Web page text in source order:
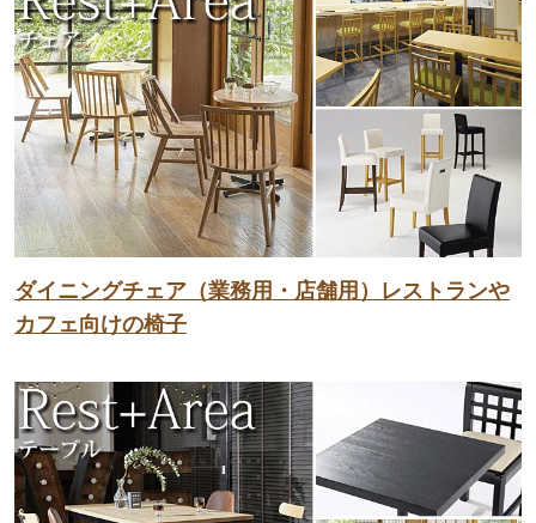
ダイニングチェア（業務用・店舗用）レストランや
カフェ向けの椅子